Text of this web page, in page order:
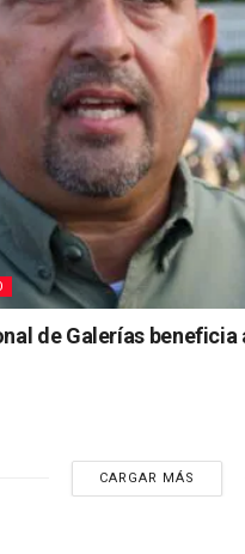
de Galerías beneficia
CARGAR MÁS